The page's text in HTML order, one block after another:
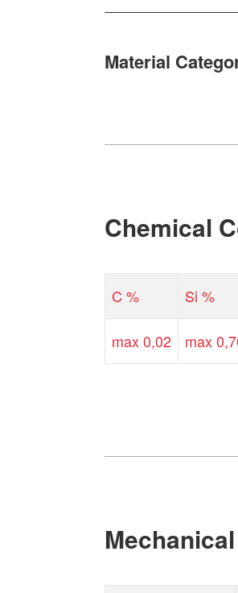
Material
Chemical
C % Si %
max 0,02 max